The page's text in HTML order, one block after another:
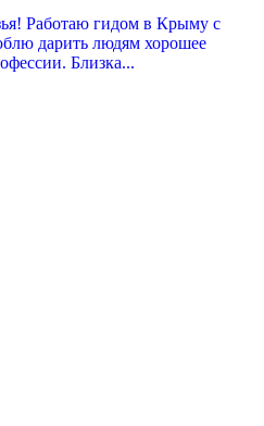
Работаю гидом в Крыму с
дарить людям хорошее
Близка...